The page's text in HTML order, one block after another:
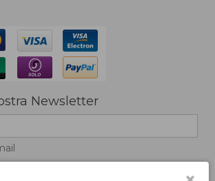
Newsletter